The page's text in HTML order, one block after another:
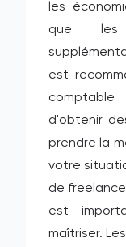
les
que les
est
d'obtenir
prendre la
votre
de
est
maîtriser.